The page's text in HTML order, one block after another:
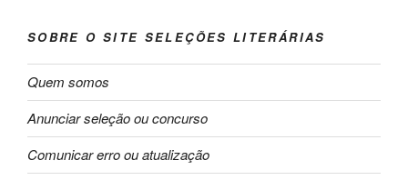
SOBRE O SITE SELEÇÕES LITERÁRIAS
Quem somos
Anunciar seleção ou concurso
Comunicar erro ou atualização